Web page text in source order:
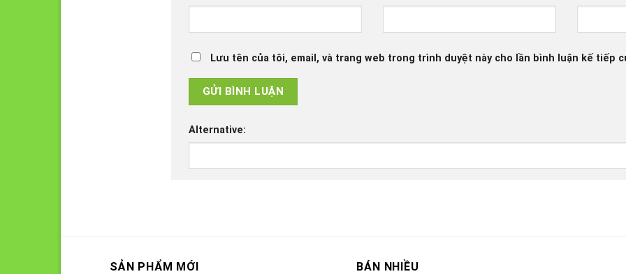
Lưu tên của tôi, email, và trang web trong trình duyệt này cho lần bình luận kế tiếp
Alternative:
SẢN PHẨM MỚI BÁN NHIỀU